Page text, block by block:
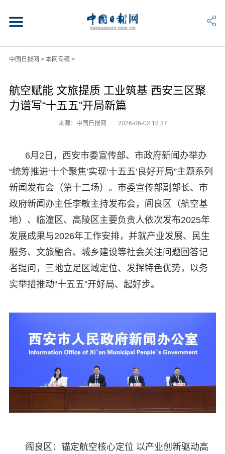
中国日报网 > 本网专稿>
航空赋能 文旅提质 工业筑基 西安三区聚
力谱写“十五五”开局新篇
来源：中国日报网 2026-06-02 18:37
6月2日，西安市委宣传部、市政府新闻办举办
“统筹推进‘十个聚焦’实现‘十五五’良好开局”主题系列
新闻发布会（第十二场）。市委宣传部副部长、市
政府新闻办主任李敏主持发布会，阎良区（航空基
地）、临潼区、高陵区主要负责人依次发布2025年
发展成果与2026年工作安排，并就产业发展、民生
服务、文旅融合、城乡建设等社会关注问题回答记
者提问，三地立足区域定位、发挥特色优势，以务
实举措推动“十五五”开好局、起好步。
阎良区：锚定航空核心定位 以产业创新驱动高